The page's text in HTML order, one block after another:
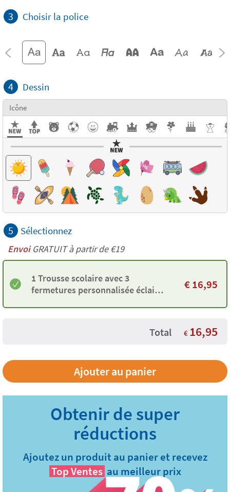
3 Choisir la police
4 Dessin
Icône
5 Sélectionnez
EnvoiGRATUIT à partir de €19
1 Trousse scolaire avec 3
fermetures personnalisée éclair
€16,95
Total € 16,95
Ajoutez un produit au panier et recevez
Top Ventes au meilleur prix